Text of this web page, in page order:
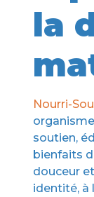
la
Nourri-
soutien,
bienfaits
douceur
identité, à